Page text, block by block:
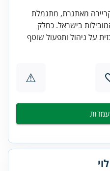
מאתגרת, מתגמלת
בישראל. כחלק
על ניהול ותפעול שוטף
⚠